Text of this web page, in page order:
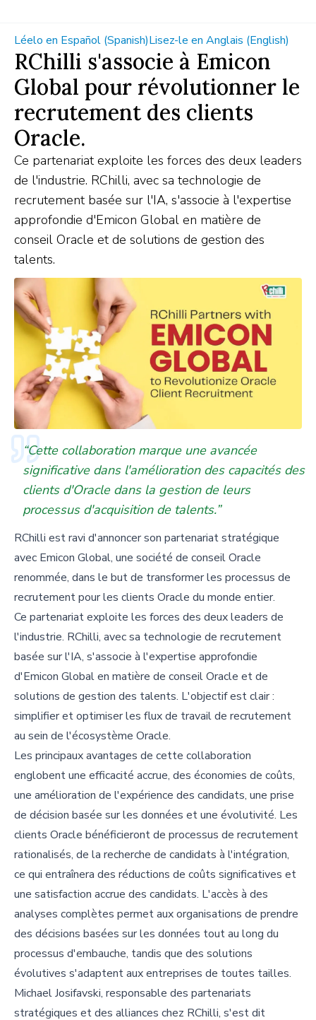
Léelo en Español (Spanish)Lisez-le en Anglais (English)
RChilli s'associe à Emicon
Global pour révolutionner le
recrutement des clients
Oracle.
Ce partenariat exploite les forces des deux leaders
de l'industrie. RChilli, avec sa technologie de
recrutement basée sur l'IA, s'associe à l'expertise
approfondie d'Emicon Global en matière de
conseil Oracle et de solutions de gestion des
talents.
“Cette collaboration marque une avancée
significative dans l'amélioration des capacités des
clients d'Oracle dans la gestion de leurs
processus d'acquisition de talents.”
RChilli est ravi d'annoncer son partenariat stratégique
avec Emicon Global, une société de conseil Oracle
renommée, dans le but de transformer les processus de
recrutement pour les clients Oracle du monde entier.
Ce partenariat exploite les forces des deux leaders de
l'industrie. RChilli, avec sa technologie de recrutement
basée sur l'IA, s'associe à l'expertise approfondie
d'Emicon Global en matière de conseil Oracle et de
solutions de gestion des talents. L'objectif est clair :
simplifier et optimiser les flux de travail de recrutement
au sein de l'écosystème Oracle.
Les principaux avantages de cette collaboration
englobent une efficacité accrue, des économies de coûts,
une amélioration de l'expérience des candidats, une prise
de décision basée sur les données et une évolutivité. Les
clients Oracle bénéficieront de processus de recrutement
rationalisés, de la recherche de candidats à l'intégration,
ce qui entraînera des réductions de coûts significatives et
une satisfaction accrue des candidats. L'accès à des
analyses complètes permet aux organisations de prendre
des décisions basées sur les données tout au long du
processus d'embauche, tandis que des solutions
évolutives s'adaptent aux entreprises de toutes tailles.
Michael Josifavski, responsable des partenariats
stratégiques et des alliances chez RChilli, s'est dit